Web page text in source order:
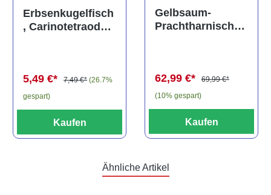
Durchschnittliche Bewertung von 5 von 5 Sternen
Erbsenkugelfisch
, Carinotetraodon
5,49 €* 7,49 €* (26.7%
gespart)
Kaufen
Gelbsaum-
Prachtharnischw
62,99 €*
69,99 €*
(10% gespart)
Kaufen
Ähnliche Artikel